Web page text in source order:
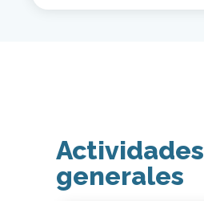
Actividades
generales